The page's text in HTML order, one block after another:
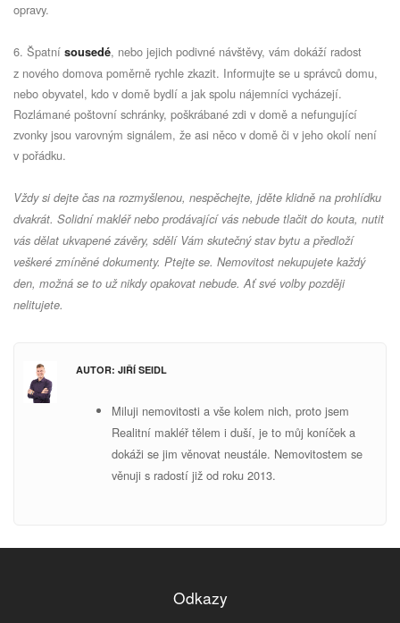
opravy.
6. Špatní sousedé, nebo jejich podivné návštěvy, vám dokáží radost
z nového domova poměrně rychle zkazit. Informujte se u správců domu,
nebo obyvatel, kdo v domě bydlí a jak spolu nájemníci vycházejí.
Rozlámané poštovní schránky, poškrábané zdi v domě a nefungující
zvonky jsou varovným signálem, že asi něco v domě či v jeho okolí není
v pořádku.
Vždy si dejte čas na rozmyšlenou, nespěchejte, jděte klidně na prohlídku
dvakrát. Solidní makléř nebo prodávající vás nebude tlačit do kouta, nutit
vás dělat ukvapené závěry, sdělí Vám skutečný stav bytu a předloží
veškeré zmíněné dokumenty. Ptejte se. Nemovitost nekupujete každý
den, možná se to už nikdy opakovat nebude. Ať své volby později
nelitujete.
AUTOR: JIŘÍ SEIDL
Miluji nemovitosti a vše kolem nich, proto jsem
Realitní makléř tělem i duší, je to můj koníček a
dokáži se jim věnovat neustále. Nemovitostem se
věnuji s radostí již od roku 2013.
Odkazy